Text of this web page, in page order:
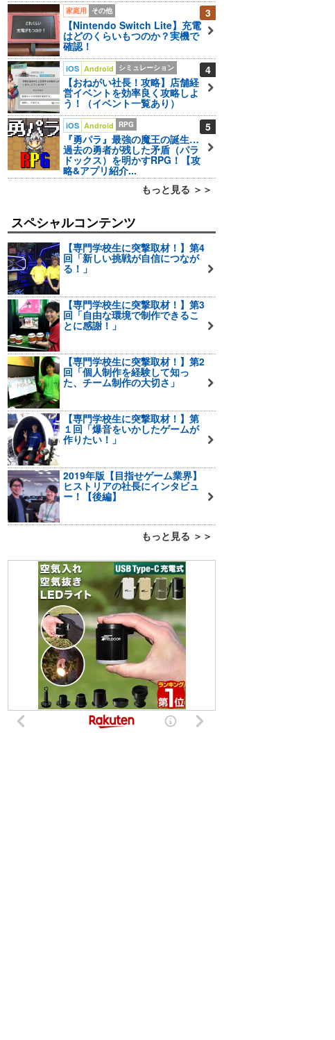
3
家庭用 その他
【Nintendo Switch Lite】充電
はどのくらいもつのか？実機で
確認！
4
iOS Android シミュレーション
【おねがい社長！攻略】店舗経
営イベントを効率良く攻略しよ
う！（イベント一覧あり）
5
iOS Android RPG
『勇パラ』最強の魔王の誕生…
過去の勇者が残した矛盾（パラ
ドックス）を明かすRPG！【攻
略&アプリ紹介...
もっと見る ＞＞
スペシャルコンテンツ
【専門学校生に突撃取材！】第4
回「新しい挑戦が自信につなが
る！」
【専門学校生に突撃取材！】第3
回「自由な環境で制作できるこ
とに感謝！」
【専門学校生に突撃取材！】第2
回「個人制作を経験して知っ
た、チーム制作の大切さ」
【専門学校生に突撃取材！】第
１回「爆音をいかしたゲームが
作りたい！」
2019年版【目指せゲーム業界】
ヒストリアの社長にインタビュ
ー！【後編】
もっと見る ＞＞